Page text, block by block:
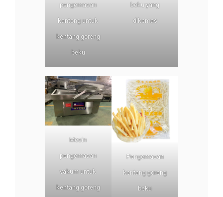
pengemasan
kantong untuk
kentang goreng
beku
beku yang
dikemas
Mesin
pengemasan
vakum untuk
kentang goreng
Pengemasan
kentang goreng
beku